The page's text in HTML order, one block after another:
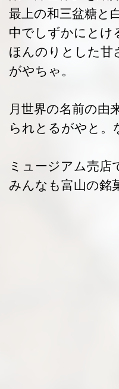
最上の和三盆糖と
中でしずかにとけ
ほんのりとした甘
がやちゃ。
月世界の名前の由
られとるがやと。
ミュージアム売店
みんなも富山の銘